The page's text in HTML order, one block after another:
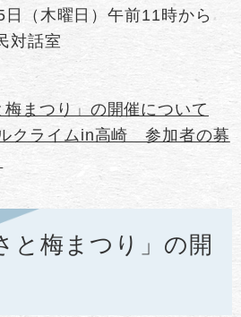
（木曜日）午前11時から
対話室
梅まつり」の開催について
クライムin高崎 参加者の募
と梅まつり」の開